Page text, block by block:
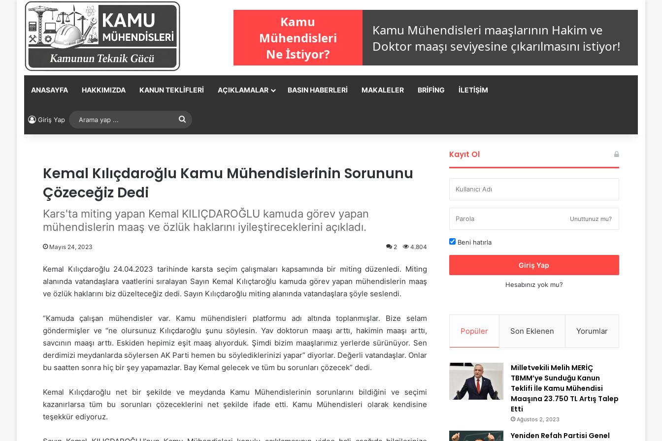
ANASAYFA HAKKIMIZDA KANUN TEKLIFLERI AÇIKLAMALAR BASIN HABERLERI MAKALELER BRIFING İLETIŞIM
Giriş Yap
Arama
yap
Kemal Kılıçdaroğlu Kamu Mühendislerinin Sorununu
Çözeceğiz Dedi
Kars'ta miting yapan Kemal KILIÇDAROĞLU kamuda görev yapan
mühendislerin maaş ve özlük haklarını iyileştireceklerini açıkladı.
Mayıs 24, 2023 2 4.804
Kemal Kılıçdaroğlu 24.04.2023 tarihinde karsta seçim çalışmaları kapsamında bir miting düzenledi. Miting
alanında vatandaşlara vaatlerini sıralayan Sayın Kemal Kılıçtaroğlu kamuda görev yapan mühendislerin maaş
ve özlük haklarını biz düzelteceğiz dedi. Sayın Kılıçdaroğlu miting alanında vatandaşlara şöyle seslendi.
“Kamuda çalışan mühendisler var. Kamu mühendisleri platformu adı altında toplanmışlar. Bize selam
göndermişler ve “ne olursunuz Kılıçdaroğlu şunu söylesin. Yav doktorun maaşı arttı, hakimin maaşı arttı,
savcının maaşı arttı. Eskiden hepimiz eşit maaş alıyorduk. Şimdi bizim maaşlarımız yerlerde sürünüyor. Sen
derdimizi meydanlarda söylersen AK Parti hemen bu söylediklerinizi yapar” diyorlar. Değerli vatandaşlar. Onlar
bu saatten sonra hiç bir şey yapamazlar. Bay Kemal gelecek ve tüm bu sorunları çözecek” dedi.
Kemal Kılıçdaroğlu net bir şekilde ve meydanda Kamu Mühendislerinin sorunlarını bildiğini ve seçimi
kazanırlarsa tüm bu sorunları çözeceklerini net şekilde ifade etti. Kamu Mühendisleri olarak kendisine
teşekkür ediyoruz.
Kayıt Ol
Unuttunuz mu?
Beni hatırla
Giriş Yap
Hesabınız yok mu?
Popüler Son Eklenen Yorumlar
Milletvekili Melih MERİÇ
TBMM’ye Sunduğu Kanun
Teklifi İle Kamu Mühendisi
Maaşına 23.750 TL Artış Talep
Etti
Ağustos 2, 2023
Yeniden Refah Partisi Genel